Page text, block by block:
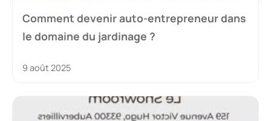
Comment devenir auto-entrepreneur dans
le domaine du jardinage ?
9 août 2025